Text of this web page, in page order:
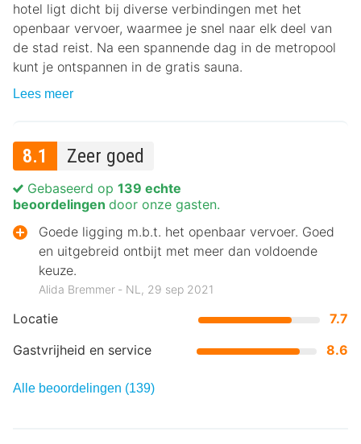
hotel ligt dicht bij diverse verbindingen met het
openbaar vervoer, waarmee je snel naar elk deel van
de stad reist. Na een spannende dag in de metropool
kunt je ontspannen in de gratis sauna.
Lees meer
8.1 Zeer goed
Locatie
7.7
Gastvrijheid en service
8.6
Gebaseerd op 139 echte
beoordelingen door onze gasten.
Goede ligging m.b.t. het openbaar vervoer. Goed
en uitgebreid ontbijt met meer dan voldoende
keuze.
Alida Bremmer ‐ NL, 29 sep 2021
Alle beoordelingen (139)